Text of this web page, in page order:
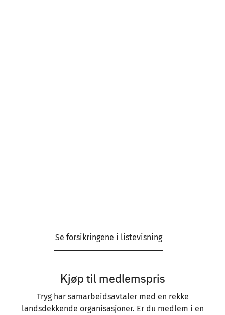
Se forsikringene i listevisning
Kjøp til medlemspris
Tryg har samarbeidsavtaler med en rekke
landsdekkende organisasjoner. Er du medlem i en